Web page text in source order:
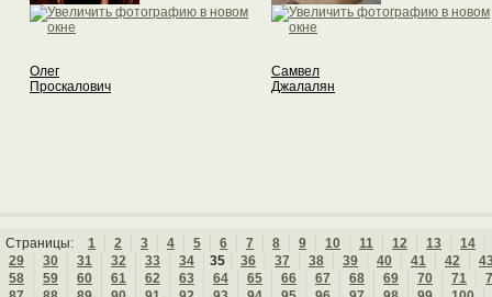
Олег
Проскалович
Самвел
Джалалян
Страницы: 1 2 3 4 5 6 7 8 9 10 11 12 13
14
29
30 31 32 33 34 35 36 37 38 39 40 41 42
58
59 60 61 62 63 64 65 66 67 68 69 70 71